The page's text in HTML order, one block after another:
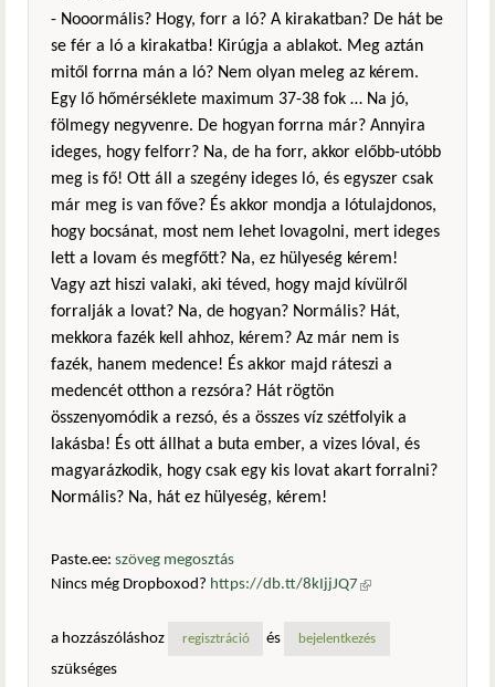
- Nooormális? Hogy, forr a ló? A kirakatban? De hát be
se fér a ló a kirakatba! Kirúgja a ablakot. Meg aztán
mitől forrna mán a ló? Nem olyan meleg az kérem.
Egy lő hőmérséklete maximum 37-38 fok … Na jó,
fölmegy negyvenre. De hogyan forrna már? Annyira
ideges, hogy felforr? Na, de ha forr, akkor előbb-utóbb
meg is fő! Ott áll a szegény ideges ló, és egyszer csak
már meg is van főve? És akkor mondja a lótulajdonos,
hogy bocsánat, most nem lehet lovagolni, mert ideges
lett a lovam és megfőtt? Na, ez hülyeség kérem!
Vagy azt hiszi valaki, aki téved, hogy majd kívülről
forralják a lovat? Na, de hogyan? Normális? Hát,
mekkora fazék kell ahhoz, kérem? Az már nem is
fazék, hanem medence! És akkor majd ráteszi a
medencét otthon a rezsóra? Hát rögtön
összenyomódik a rezsó, és a összes víz szétfolyik a
lakásba! És ott állhat a buta ember, a vizes lóval, és
magyarázkodik, hogy csak egy kis lovat akart forralni?
Normális? Na, hát ez hülyeség, kérem!
Paste.ee: szöveg megosztás
Nincs még Dropboxod? https://db.tt/8kIjjJQ7 (külső
a hozzászóláshoz
regisztráció és bejelentkezés
szükséges